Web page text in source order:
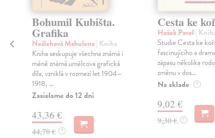
Bohumil Kubišta.
Grafika
Nešlehová Mahulena| Kniha
Kniha seskupuje všechna známá i
méně známá umělcova grafická
díla, vzniklá v rozmezí let 1904–
1918, ...
Zasielame do 12 dní
43,36 €
44,70 € ?
Cesta ke
Hošek Pavel |
Studie Cesta ke
fascinujícího a
zápasu několika
změnu v dos...
Na sklade ?
9,02 €
9,30 € ?